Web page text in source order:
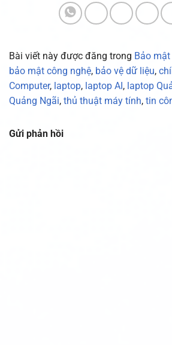
Bài viết này được đăng trong Bảo mật
bảo mật công nghệ, bảo vệ dữ liệu,
Computer, laptop, laptop AI, laptop
Quảng Ngãi, thủ thuật máy tính, tin
Gửi phản hồi